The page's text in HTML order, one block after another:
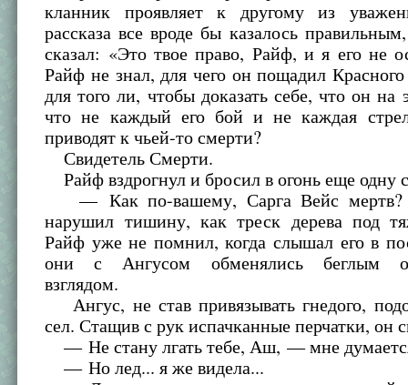
кланник проявляет к другому из
рассказа все вроде бы казалось
сказал: «Это твое право, Райф, и я его не
Райф не знал, для чего он пощадил
для того ли, чтобы доказать себе, что он на
что не каждый его бой и не каждая
приводят к чьей-то смерти?
Свидетель Смерти.
Райф вздрогнул и бросил в огонь еще одну
— Как по-вашему, Сарга Вейс
нарушил тишину, как треск дерева под
Райф уже не помнил, когда слышал его в
они с Ангусом обменялись беглым
взглядом.
Ангус, не став привязывать гнедого,
сел. Стащив с рук испачканные перчатки, он
— Не стану лгать тебе, Аш, — мне
— Но лед... я же видела...